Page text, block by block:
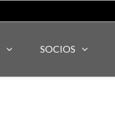
SOCIOS